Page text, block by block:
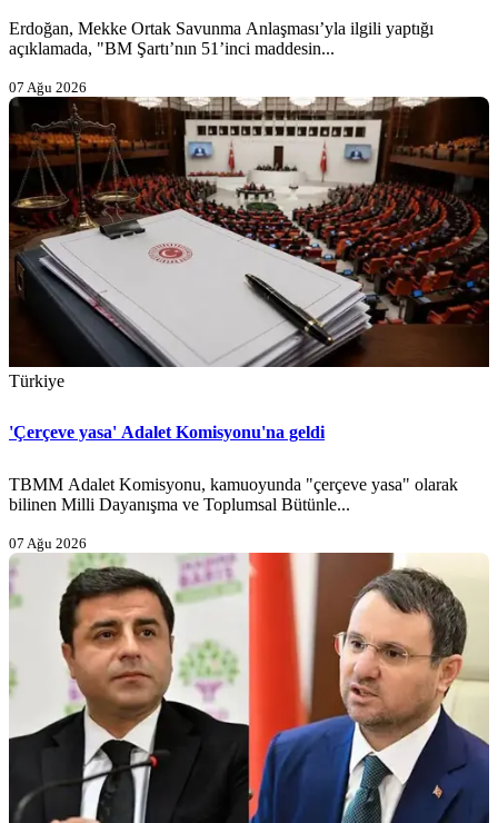
Erdoğan, Mekke Ortak Savunma Anlaşması’yla ilgili yaptığı
açıklamada, "BM Şartı’nın 51’inci maddesin...
07 Ağu 2026
Türkiye
'Çerçeve yasa' Adalet Komisyonu'na geldi
TBMM Adalet Komisyonu, kamuoyunda "çerçeve yasa" olarak
bilinen Milli Dayanışma ve Toplumsal Bütünle...
07 Ağu 2026